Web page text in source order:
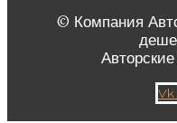
© Компания
Vk